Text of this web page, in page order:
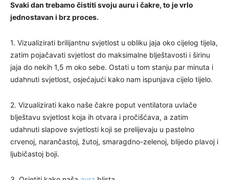
Svaki dan trebamo čistiti svoju auru i čakre, to je vrlo
jednostavan i brz proces.
1. Vizualizirati brilijantnu svjetlost u obliku jaja oko cijelog tijela,
zatim pojačavati svjetlost do maksimalne blještavosti i širinu
jaja do nekih 1,5 m oko sebe. Ostati u tom stanju par minuta i
udahnuti svjetlost, osjećajući kako nam ispunjava cijelo tijelo.
2. Vizualizirati kako naše čakre poput ventilatora uvlače
blještavu svjetlost koja ih otvara i pročišćava, a zatim
udahnuti slapove svjetlosti koji se prelijevaju u pastelno
crvenoj, narančastoj, žutoj, smaragdno-zelenoj, blijedo plavoj i
ljubičastoj boji.